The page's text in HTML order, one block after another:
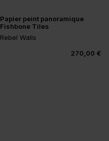
Papier peint panoramique
Fishbone Tiles
Rebel Walls
270,00 €